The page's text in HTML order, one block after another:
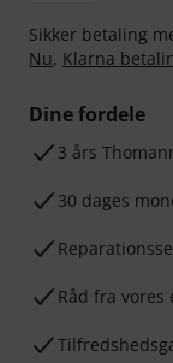
Sikker betaling
Nu, Klarna
Dine fordele
3 års
30 dages
Råd fra vores